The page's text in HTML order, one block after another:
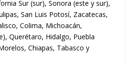
Sur (sur), Sonora (este y sur),
San Luis Potosí, Zacatecas,
Colima, Michoacán,
Querétaro, Hidalgo, Puebla
Chiapas, Tabasco y